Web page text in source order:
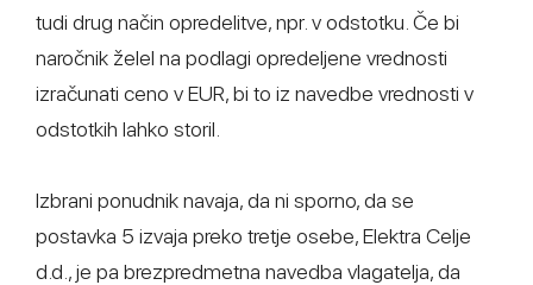
tudi drug način opredelitve, npr. v odstotku. Če bi
naročnik želel na podlagi opredeljene vrednosti
izračunati ceno v EUR, bi to iz navedbe vrednosti v
odstotkih lahko storil.
Izbrani ponudnik navaja, da ni sporno, da se
postavka 5 izvaja preko tretje osebe, Elektra Celje
d.d., je pa brezpredmetna navedba vlagatelja, da